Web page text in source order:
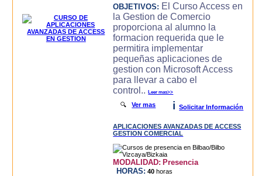
OBJETIVOS: El Curso Access en
la Gestion de Comercio
proporciona al alumno la
formacion requerida que le
permitira implementar
pequeñas aplicaciones de
gestion con Microsoft Access
para llevar a cabo el
control..Leer mas>>
🔍Ver mas i Solicitar Información
APLICACIONES AVANZADAS DE ACCESS
GESTION COMERCIAL
MODALIDAD: Presencia
HORAS: 40 horas